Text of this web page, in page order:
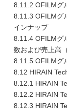
8.11.2 OFILMグ
8.11.3 OFILMグ
インナップ
8.11.4 OFILMグ
数および売上高
8.11.5 OFILMグ
8.12 HIRAIN
8.12.1 HIRAIN
8.12.2 HIRAIN
8.12.3 HIRAIN